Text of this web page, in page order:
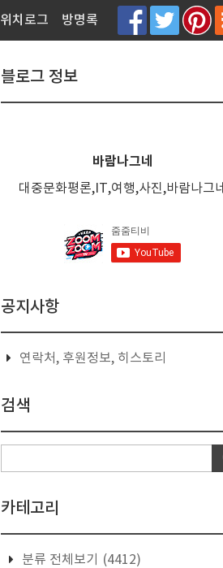
위치로그 방명록
블로그 정보
바람나그네
대중문화평론,IT,여행,사진,바람나그네
공지사항
연락처, 후원정보, 히스토리
검색
카테고리
분류 전체보기
(4412)